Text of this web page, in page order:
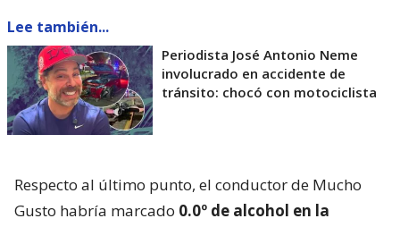
Lee también...
Periodista José Antonio Neme
involucrado en accidente de
tránsito: chocó con motociclista
Respecto al último punto, el conductor de Mucho
Gusto habría marcado 0.0º de alcohol en la